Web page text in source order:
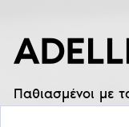
Παθιασμένοι με